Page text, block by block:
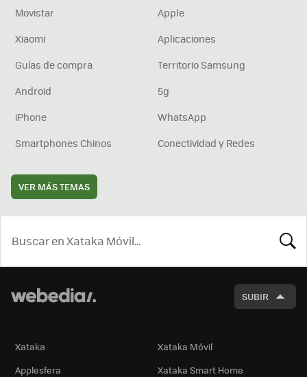
Movistar
Apple
Xiaomi
Aplicaciones
Guías de compra
Territorio Samsung
Android
5g
iPhone
WhatsApp
Smartphones Chinos
Conectividad y Redes
VER MÁS TEMAS
SUBIR
Xataka
Xataka Móvil
Applesfera
Xataka Smart Home